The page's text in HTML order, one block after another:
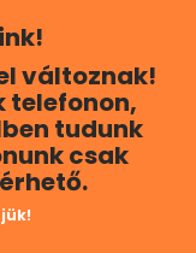
változnak!
telefonon,
tudunk
csak